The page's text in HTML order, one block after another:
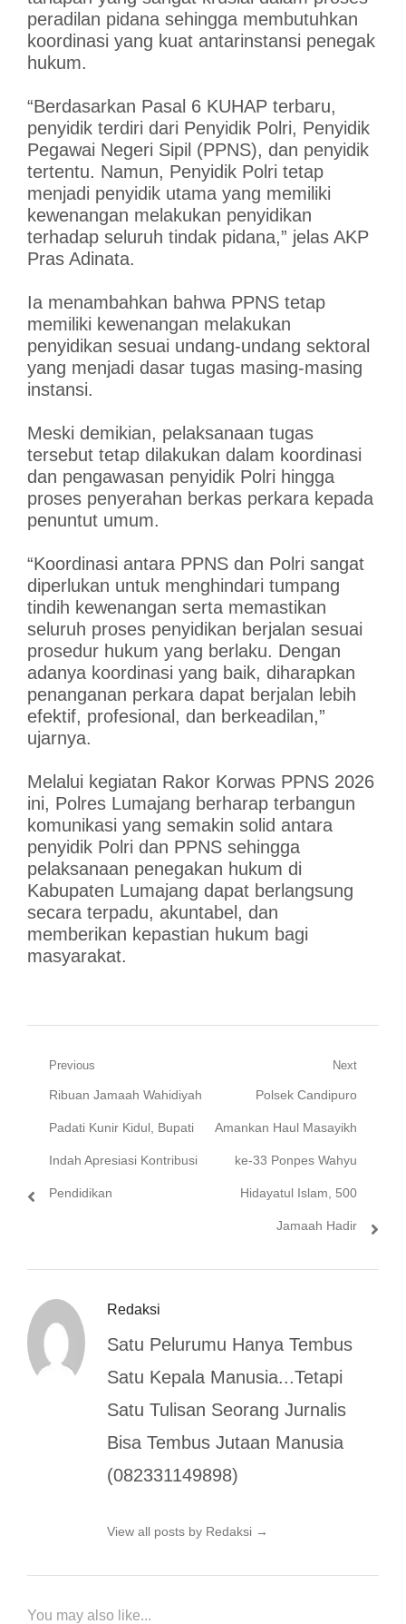
peradilan pidana sehingga membutuhkan
koordinasi yang kuat antarinstansi penegak
hukum.
“Berdasarkan Pasal 6 KUHAP terbaru,
penyidik terdiri dari Penyidik Polri, Penyidik
Pegawai Negeri Sipil (PPNS), dan penyidik
tertentu. Namun, Penyidik Polri tetap
menjadi penyidik utama yang memiliki
kewenangan melakukan penyidikan
terhadap seluruh tindak pidana,” jelas AKP
Pras Adinata.
Ia menambahkan bahwa PPNS tetap
memiliki kewenangan melakukan
penyidikan sesuai undang-undang sektoral
yang menjadi dasar tugas masing-masing
instansi.
Meski demikian, pelaksanaan tugas
tersebut tetap dilakukan dalam koordinasi
dan pengawasan penyidik Polri hingga
proses penyerahan berkas perkara kepada
penuntut umum.
“Koordinasi antara PPNS dan Polri sangat
diperlukan untuk menghindari tumpang
tindih kewenangan serta memastikan
seluruh proses penyidikan berjalan sesuai
prosedur hukum yang berlaku. Dengan
adanya koordinasi yang baik, diharapkan
penanganan perkara dapat berjalan lebih
efektif, profesional, dan berkeadilan,”
ujarnya.
Melalui kegiatan Rakor Korwas PPNS 2026
ini, Polres Lumajang berharap terbangun
komunikasi yang semakin solid antara
penyidik Polri dan PPNS sehingga
pelaksanaan penegakan hukum di
Kabupaten Lumajang dapat berlangsung
secara terpadu, akuntabel, dan
memberikan kepastian hukum bagi
masyarakat.
Navigasi
pos
Previous
Previous
post:
Ribuan Jamaah Wahidiyah
Padati Kunir Kidul, Bupati
Indah Apresiasi Kontribusi
Pendidikan
Next
Next
post:
Polsek Candipuro
Amankan Haul Masayikh
ke-33 Ponpes Wahyu
Hidayatul Islam, 500
Jamaah Hadir
Redaksi
Satu Pelurumu Hanya Tembus
Satu Kepala Manusia...Tetapi
Satu Tulisan Seorang Jurnalis
Bisa Tembus Jutaan Manusia
(082331149898)
View all posts by Redaksi →
You may also like...